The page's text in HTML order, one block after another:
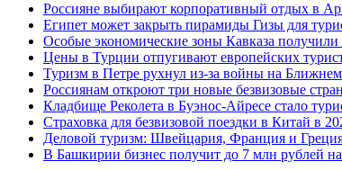
Россияне выбирают корпоративный отдых в
Египет может закрыть пирамиды Гизы для
Особые экономические зоны Кавказа
Цены в Турции отпугивают европейских
Туризм в Петре рухнул из-за войны на
Россиянам откроют три новые безвизовые
Кладбище Реколета в Буэнос-Айресе стало
Страховка для безвизовой поездки в Китай в
Деловой туризм: Швейцария, Франция и
В Башкирии бизнес получит до 7 млн рублей